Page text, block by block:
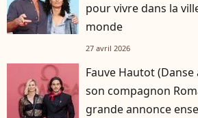
pour vivre dans la
monde
27 avril 2026
Fauve Hautot
son compagnon
grande annonce